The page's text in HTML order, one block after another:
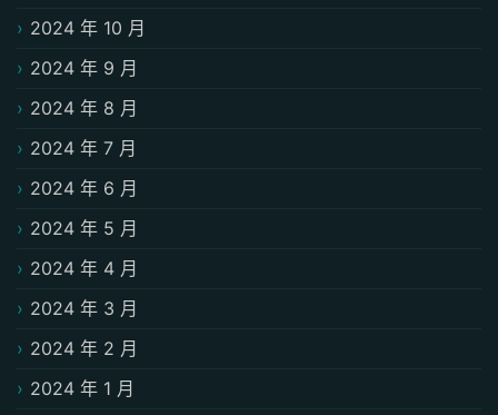
2024 年 10 月
2024 年 9 月
2024 年 8 月
2024 年 7 月
2024 年 6 月
2024 年 5 月
2024 年 4 月
2024 年 3 月
2024 年 2 月
2024 年 1 月